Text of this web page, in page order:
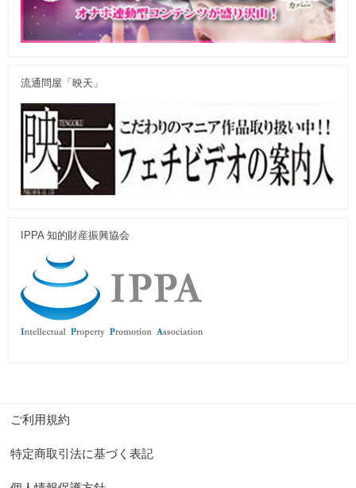
流通問屋「映天」
IPPA 知的財産振興協会
ご利用規約
特定商取引法に基づく表記